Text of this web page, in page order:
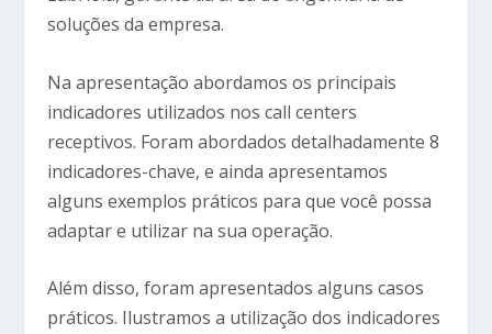
soluções da empresa.
Na apresentação abordamos os principais
indicadores utilizados nos call centers
receptivos. Foram abordados detalhadamente 8
indicadores-chave, e ainda apresentamos
alguns exemplos práticos para que você possa
adaptar e utilizar na sua operação.
Além disso, foram apresentados alguns casos
práticos. Ilustramos a utilização dos indicadores